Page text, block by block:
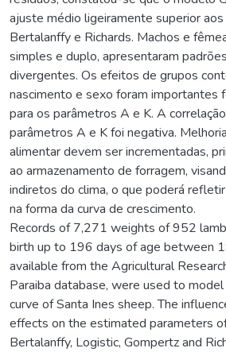
ajuste médio ligeiramente superior
Bertalanffy e Richards. Machos e
simples e duplo, apresentaram
divergentes. Os efeitos de grupos
nascimento e sexo foram importantes
para os parâmetros A e K. A
parâmetros A e K foi negativa.
alimentar devem ser incrementadas,
ao armazenamento de forragem,
indiretos do clima, o que poderá
na forma da curva de crescimento.
Records of 7,271 weights of 952
birth up to 196 days of age between
available from the Agricultural
Paraiba database, were used to
curve of Santa Ines sheep. The
effects on the estimated parameters
Bertalanffy, Logistic, Gompertz and